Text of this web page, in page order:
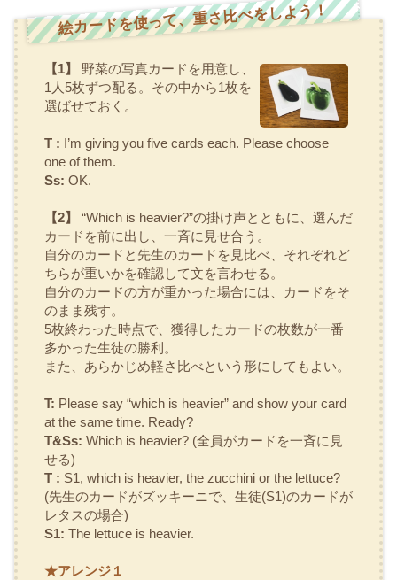
絵カードを使って、重さ比べをしよう！
【1】
野菜の写真カードを用意し、
1人5枚ずつ配る。その中から1枚を
選ばせておく。
T : I’m giving you five cards each. Please choose
one of them.
Ss: OK.
【2】 “Which is heavier?”の掛け声とともに、選んだ
カードを前に出し、一斉に見せ合う。
自分のカードと先生のカードを見比べ、それぞれど
ちらが重いかを確認して文を言わせる。
自分のカードの方が重かった場合には、カードをそ
のまま残す。
5枚終わった時点で、獲得したカードの枚数が一番
多かった生徒の勝利。
また、あらかじめ軽さ比べという形にしてもよい。
T: Please say “which is heavier” and show your card
at the same time. Ready?
T&Ss: Which is heavier? (全員がカードを一斉に見
せる)
T : S1, which is heavier, the zucchini or the lettuce?
(先生のカードがズッキーニで、生徒(S1)のカードが
レタスの場合)
S1: The lettuce is heavier.
★アレンジ１